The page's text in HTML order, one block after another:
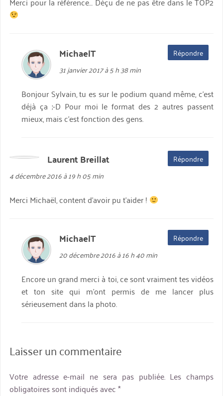
MichaelTdit :
31 janvier 2017 à 5 h 38 min
Bonjour Sylvain, tu es sur le podium quand même, c’est
déjà ça ;-D Pour moi le format des 2 autres passent
mieux, mais c’est fonction des gens.
Répondre
Laurent Breillatdit :
4 décembre 2016 à 19 h 05 min
Merci Michaël, content d’avoir pu t’aider !
Répondre
MichaelTdit :
20 décembre 2016 à 16 h 40 min
Encore un grand merci à toi, ce sont vraiment tes vidéos
et ton site qui m’ont permis de me lancer plus
sérieusement dans la photo.
Répondre
Laisser un commentaire
Votre adresse e-mail ne sera pas publiée. Les champs
obligatoires sont indiqués avec*